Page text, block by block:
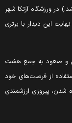
۰۳:۳۰ صبح آغاز نشد.) در ورزشگاه آزتکا شهر
این دیدار با برتری
و صعود به جمع هشت
از فرصت‌های خود
رقم بزند و در نهایت با وجود ۱۰ نفره شدن، پیروزی ارزشمندی